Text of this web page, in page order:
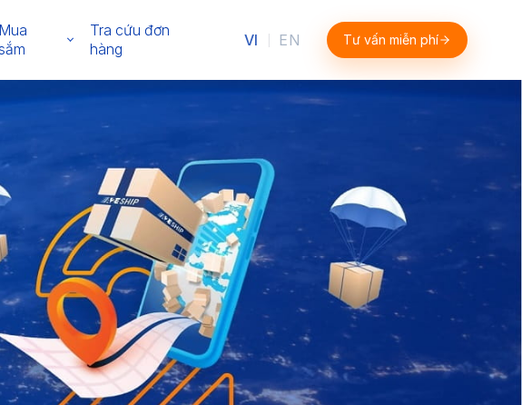
Mua
Tra cứu đơn
hàng
VI EN Tư vấn miễn phí